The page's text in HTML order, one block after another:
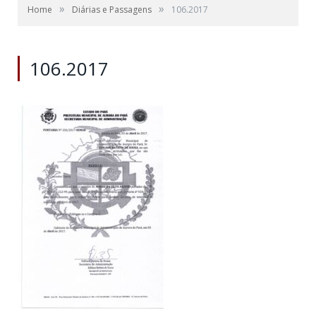
Home » Diárias e Passagens » 106.2017
106.2017